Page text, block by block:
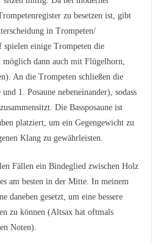
zu besetzen ist, gibt
in Trompeten/
spielen einige Trompeten die
dann auch mit Flügelhorn,
An die Trompeten schließen die
1. Posaune nebeneinander), sodass
Die Bassposaune ist
platziert, um ein Gegengewicht zu
Klang zu gewährleisten.
Fällen ein Bindeglied zwischen Holz
am besten in der Mitte. In meinem
daneben gesetzt, um eine bessere
zu können (Altsax hat oftmals
Noten).